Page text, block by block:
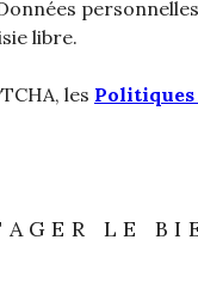
libre.
les
LE